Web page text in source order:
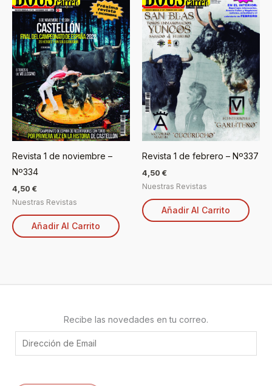
Revista 1 de noviembre –
Nº334
4,50 €
Nuestras Revistas
Añadir Al Carrito
Revista 1 de febrero – Nº337
4,50 €
Nuestras Revistas
Añadir Al Carrito
Recibe las novedades en tu correo.
m